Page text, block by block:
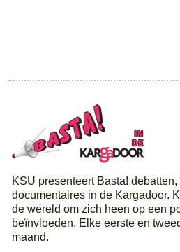
KSU presenteert Basta!
documentaires in de Kargadoor.
de wereld om zich heen op een
beïnvloeden. Elke eerste en
maand.